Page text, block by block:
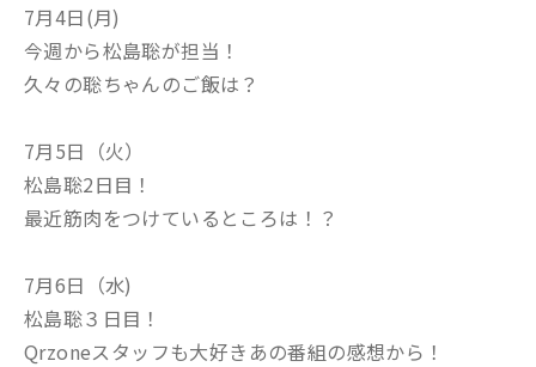
7月4日(月)
今週から松島聡が担当！
久々の聡ちゃんのご飯は？
7月5日（火）
松島聡2日目！
最近筋肉をつけているところは！？
7月6日（水)
松島聡３日目！
Qrzoneスタッフも大好きあの番組の感想から！